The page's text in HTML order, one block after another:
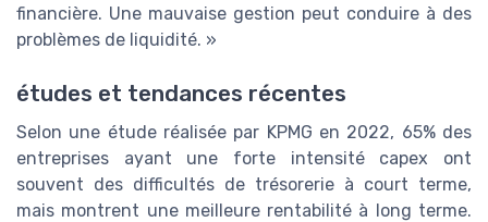
financière. Une mauvaise gestion peut conduire à des
problèmes de liquidité. »
études et tendances récentes
Selon une étude réalisée par KPMG en 2022, 65% des
entreprises ayant une forte intensité capex ont
souvent des difficultés de trésorerie à court terme,
mais montrent une meilleure rentabilité à long terme.